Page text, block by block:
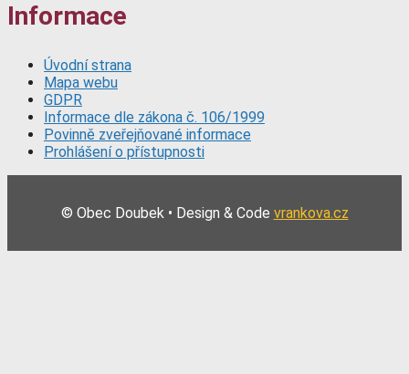
Informace
Úvodní strana
Mapa webu
GDPR
Informace dle zákona č. 106/1999
Povinně zveřejňované informace
Prohlášení o přístupnosti
© Obec Doubek • Design & Code vrankova.cz